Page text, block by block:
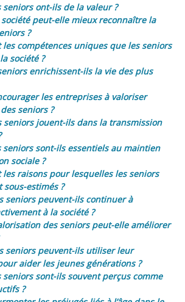
seniors ont-ils de la valeur ?
peut-elle mieux reconnaître la
?
les compétences uniques que les seniors
société ?
enrichissent-ils la vie des plus
les entreprises à valoriser
seniors ?
seniors jouent-ils dans la transmission
seniors sont-ils essentiels au maintien
sociale ?
les raisons pour lesquelles les seniors
sous-estimés ?
seniors peuvent-ils continuer à
à la société ?
des seniors peut-elle améliorer
seniors peuvent-ils utiliser leur
aider les jeunes générations ?
seniors sont-ils souvent perçus comme
?